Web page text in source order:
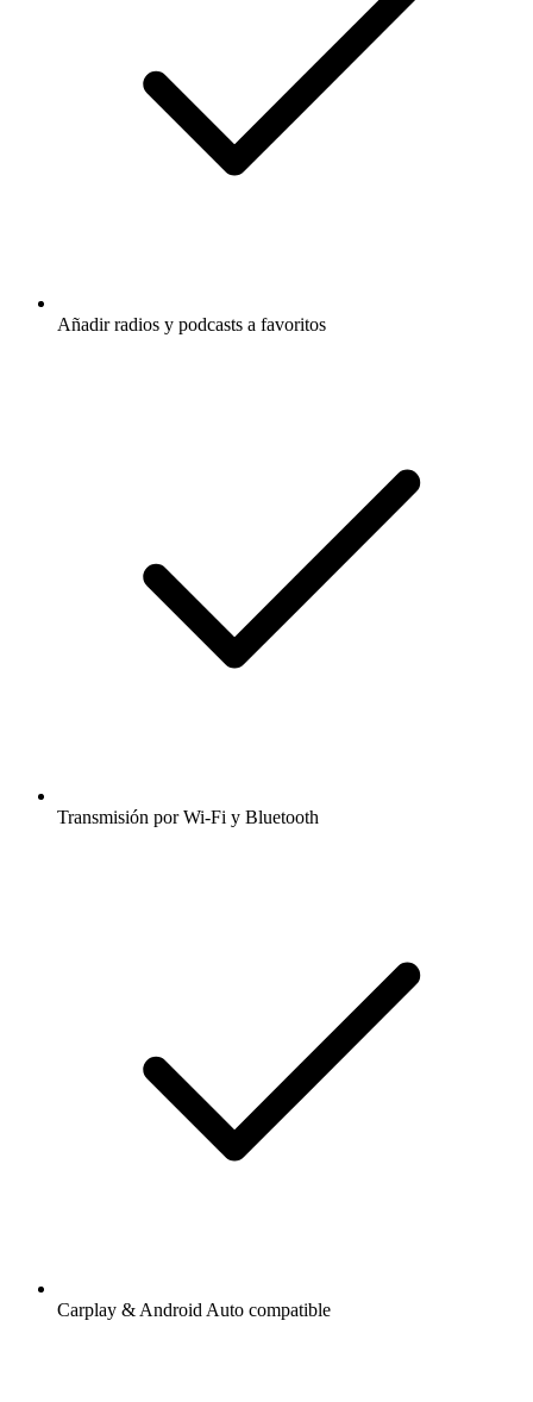
Añadir radios y podcasts a favoritos
Transmisión por Wi-Fi y Bluetooth
Carplay & Android Auto compatible